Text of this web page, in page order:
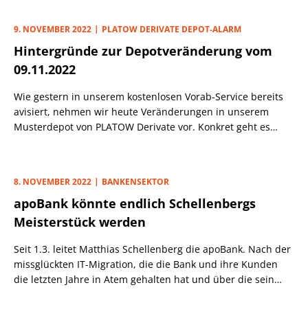
9. NOVEMBER 2022 PLATOW DERIVATE DEPOT-ALARM
Hintergründe zur Depotveränderung vom
09.11.2022
Wie gestern in unserem kostenlosen Vorab-Service bereits
avisiert, nehmen wir heute Veränderungen in unserem
Musterdepot von PLATOW Derivate vor. Konkret geht es
8. NOVEMBER 2022 BANKENSEKTOR
apoBank könnte endlich Schellenbergs
Meisterstück werden
Seit 1.3. leitet Matthias Schellenberg die apoBank. Nach der
missglückten IT-Migration, die die Bank und ihre Kunden
die letzten Jahre in Atem gehalten hat und über die sein